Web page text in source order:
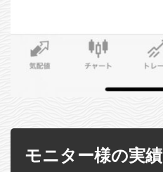
モニター様の実績